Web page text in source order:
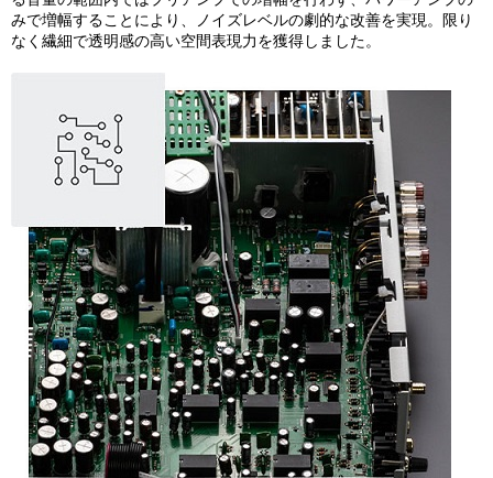
みで増幅することにより、ノイズレベルの劇的な改善を実現。限り
なく繊細で透明感の高い空間表現力を獲得しました。